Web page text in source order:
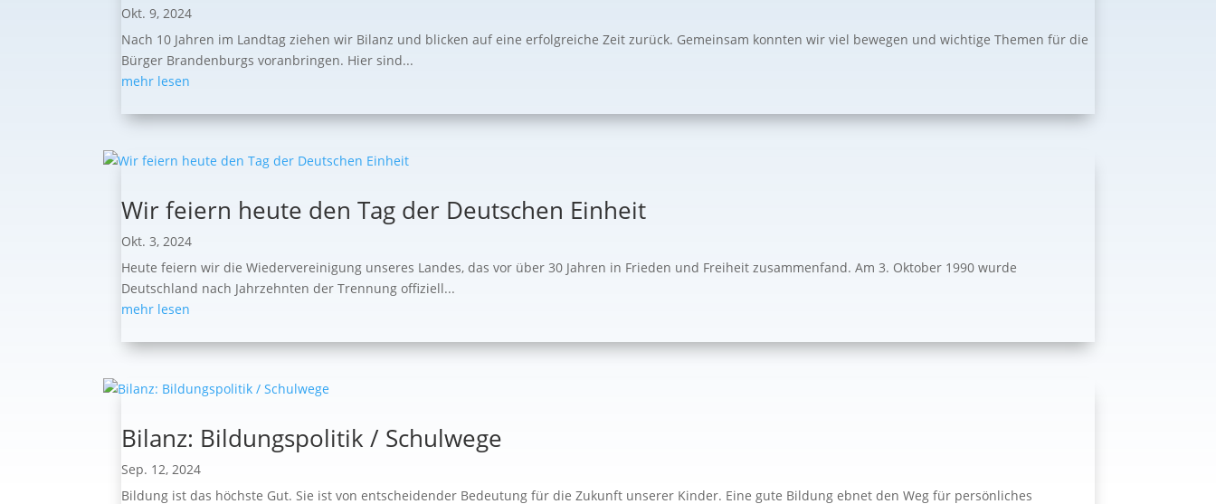
Okt. 9, 2024
Nach 10 Jahren im Landtag ziehen wir Bilanz und blicken auf eine erfolgreiche Zeit zurück. Gemeinsam konnten wir viel bewegen und wichtige Themen für die
Bürger Brandenburgs voranbringen. Hier sind...
mehr lesen
Wir feiern heute den Tag der Deutschen Einheit
Okt. 3, 2024
Heute feiern wir die Wiedervereinigung unseres Landes, das vor über 30 Jahren in Frieden und Freiheit zusammenfand. Am 3. Oktober 1990 wurde
Deutschland nach Jahrzehnten der Trennung offiziell...
mehr lesen
Bilanz: Bildungspolitik / Schulwege
Sep. 12, 2024
Bildung ist das höchste Gut. Sie ist von entscheidender Bedeutung für die Zukunft unserer Kinder. Eine gute Bildung ebnet den Weg für persönliches